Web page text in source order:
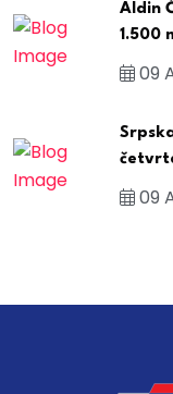
Aldin
1.500
09
09